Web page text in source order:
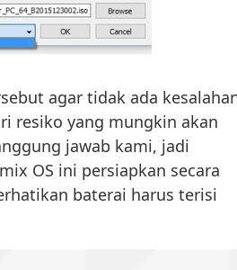
agar tidak ada
resiko yang mungkin akan
jawab kami, jadi
OS ini persiapkan secara
baterai harus terisi